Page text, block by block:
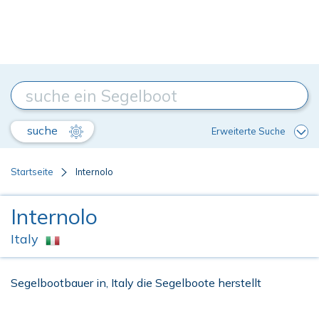
suche Erweiterte Suche
Startseite Internolo
Internolo
Italy
Segelbootbauer in, Italy die Segelboote herstellt